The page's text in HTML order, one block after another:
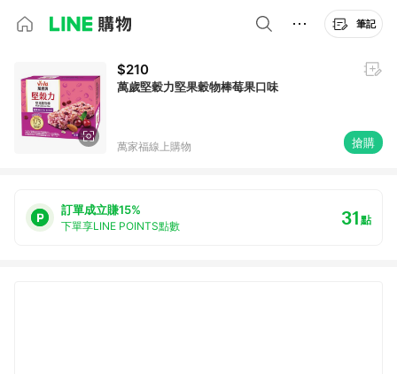
筆記
$210
萬歲堅穀力堅果穀物棒莓果口味
萬家福線上購物 搶購
訂單成立賺15%
下單享LINE POINTS點數 31點